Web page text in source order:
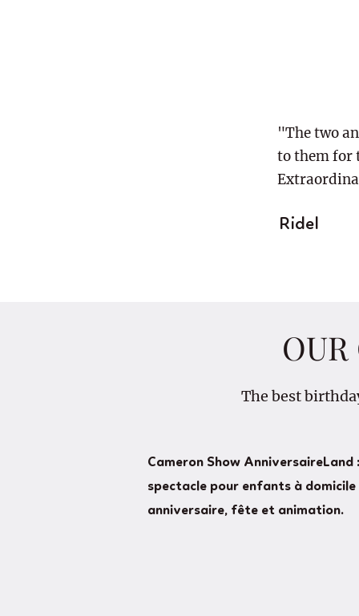
"The two
to them for
Ridel
The best
Cameron Show
spectacle pour enfants à
anniversaire, fête et animation.